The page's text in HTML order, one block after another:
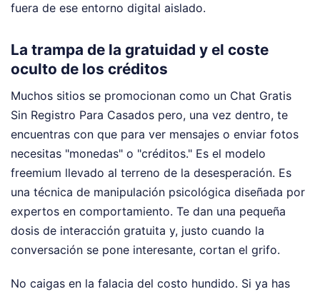
fuera de ese entorno digital aislado.
La trampa de la gratuidad y el coste
oculto de los créditos
Muchos sitios se promocionan como un Chat Gratis
Sin Registro Para Casados pero, una vez dentro, te
encuentras con que para ver mensajes o enviar fotos
necesitas "monedas" o "créditos." Es el modelo
freemium llevado al terreno de la desesperación. Es
una técnica de manipulación psicológica diseñada por
expertos en comportamiento. Te dan una pequeña
dosis de interacción gratuita y, justo cuando la
conversación se pone interesante, cortan el grifo.
No caigas en la falacia del costo hundido. Si ya has